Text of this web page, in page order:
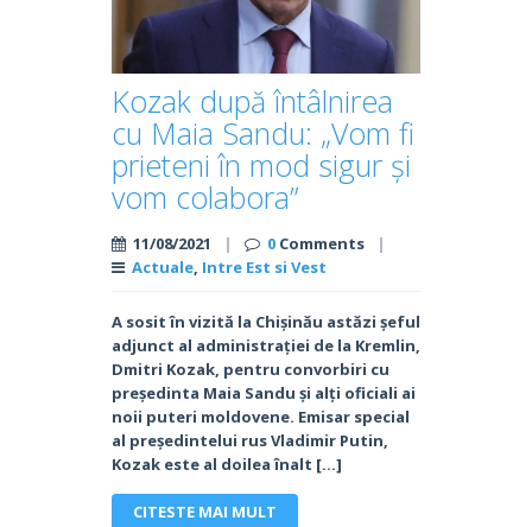
Kozak după întâlnirea
cu Maia Sandu: „Vom fi
prieteni în mod sigur și
vom colabora”
11/08/2021 | 0 Comments
|
Actuale, Intre Est si Vest
A sosit în vizită la Chișinău astăzi șeful
adjunct al administrației de la Kremlin,
Dmitri Kozak, pentru convorbiri cu
președinta Maia Sandu și alți oficiali ai
noii puteri moldovene. Emisar special
al președintelui rus Vladimir Putin,
Kozak este al doilea înalt […]
CITESTE MAI MULT